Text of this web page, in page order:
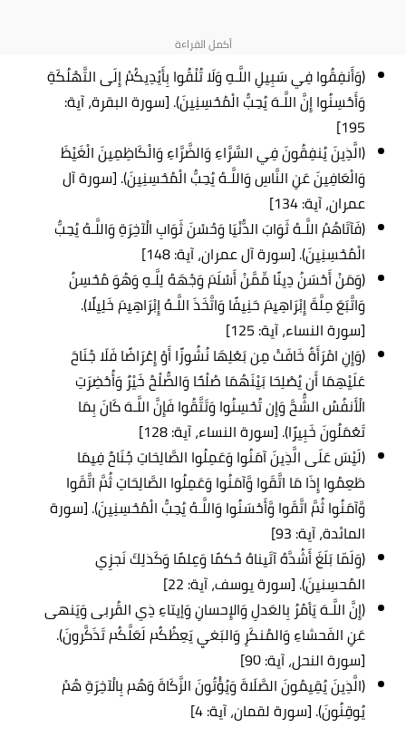
(وَأَنفِقُوا فِي سَبِيلِ اللَّـهِ وَلَا تُلْقُوا بِأَيْدِيكُمْ إِلَى التَّهْلُكَةِ
وَأَحْسِنُوا إِنَّ اللَّـهَ يُحِبُّ الْمُحْسِنِينَ). [سورة البقرة، آية:
195]
(الَّذِينَ يُنفِقُونَ فِي السَّرَّاءِ وَالضَّرَّاءِ وَالْكَاظِمِينَ الْغَيْظَ
وَالْعَافِينَ عَنِ النَّاسِ وَاللَّـهُ يُحِبُّ الْمُحْسِنِينَ). [سورة آل
عمران، آية: 134]
(فَآتَاهُمُ اللَّـهُ ثَوَابَ الدُّنْيَا وَحُسْنَ ثَوَابِ الْآخِرَةِ وَاللَّـهُ يُحِبُّ
الْمُحْسِنِينَ). [سورة آل عمران، آية: 148]
(وَمَنْ أَحْسَنُ دِينًا مِّمَّنْ أَسْلَمَ وَجْهَهُ لِلَّـهِ وَهُوَ مُحْسِنٌ
وَاتَّبَعَ مِلَّةَ إِبْرَاهِيمَ حَنِيفًا وَاتَّخَذَ اللَّـهُ إِبْرَاهِيمَ خَلِيلًا).
[سورة النساء، آية: 125]
(وَإِنِ امْرَأَةٌ خَافَتْ مِن بَعْلِهَا نُشُوزًا أَوْ إِعْرَاضًا فَلَا جُنَاحَ
عَلَيْهِمَا أَن يُصْلِحَا بَيْنَهُمَا صُلْحًا وَالصُّلْحُ خَيْرٌ وَأُحْضِرَتِ
الْأَنفُسُ الشُّحَّ وَإِن تُحْسِنُوا وَتَتَّقُوا فَإِنَّ اللَّـهَ كَانَ بِمَا
تَعْمَلُونَ خَبِيرًا). [سورة النساء، آية: 128]
(لَيْسَ عَلَى الَّذِينَ آمَنُوا وَعَمِلُوا الصَّالِحَاتِ جُنَاحٌ فِيمَا
طَعِمُوا إِذَا مَا اتَّقَوا وَّآمَنُوا وَعَمِلُوا الصَّالِحَاتِ ثُمَّ اتَّقَوا
وَّآمَنُوا ثُمَّ اتَّقَوا وَّأَحْسَنُوا وَاللَّـهُ يُحِبُّ الْمُحْسِنِينَ). [سورة
المائدة، آية: 93]
(وَلَمّا بَلَغَ أَشُدَّهُ آتَيناهُ حُكمًا وَعِلمًا وَكَذلِكَ نَجزِي
المُحسِنينَ). [سورة يوسف، آية: 22]
(إِنَّ اللَّـهَ يَأمُرُ بِالعَدلِ وَالإِحسانِ وَإيتاءِ ذِي القُربى وَيَنهى
عَنِ الفَحشاءِ وَالمُنكَرِ وَالبَغيِ يَعِظُكُم لَعَلَّكُم تَذَكَّرونَ).
[سورة النحل، آية: 90]
(الَّذِينَ يُقِيمُونَ الصَّلَاةَ وَيُؤْتُونَ الزَّكَاةَ وَهُم بِالْآخِرَةِ هُمْ
يُوقِنُونَ). [سورة لقمان، آية: 4]